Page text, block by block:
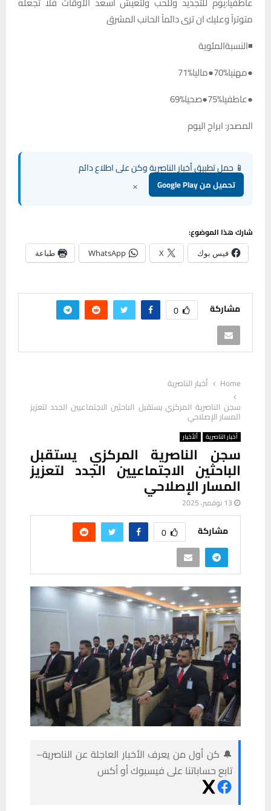
متوتراً وعليك ان ترى دائماً الحانب المشرق
◾النسبةالمئوية
●مهنيا%70●ماليا%71
●عاطفيا%75●صحيا%69
المصدر: ابراج اليوم
📱 حمل تطبيق أخبار الناصرية وكن على اطلاع دائم
تحميل من Google Play ×
شارك هذا الموضوع:
فيس بوك X
WhatsApp طباعة
مشاركة 0
Home
أخبار الناصرية
سجن الناصرية المركزي يستقبل الباحثين الاجتماعيين الجدد لتعزيز
المسار الإصلاحي
أخبار الناصرية ألأخبار
سجن الناصرية المركزي يستقبل
الباحثين الاجتماعيين الجدد لتعزيز
المسار الإصلاحي
13 نوفمبر، 2025
مشاركة 0
🔔 كن أول من يعرف الأخبار العاجلة عن الناصرية–
تابع حساباتنا على فيسبوك أو أكس